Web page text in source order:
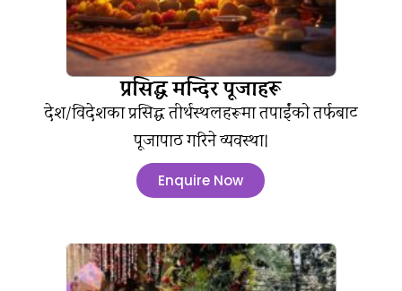
प्रसिद्ध मन्दिर पूजाहरू
देश/विदेशका प्रसिद्ध तीर्थस्थलहरूमा तपाईंको तर्फबाट
पूजापाठ गरिने व्यवस्था।
Enquire Now